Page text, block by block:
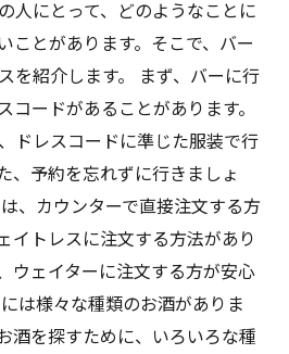
人にとって、どのようなことに
ことがあります。そこで、バー
を紹介します。 まず、バーに行
コードがあることがあります。
ドレスコードに準じた服装で行
、予約を忘れずに行きましょ
、カウンターで直接注文する方
イトレスに注文する方法があり
ウェイターに注文する方が安心
は様々な種類のお酒がありま
酒を探すために、いろいろな種